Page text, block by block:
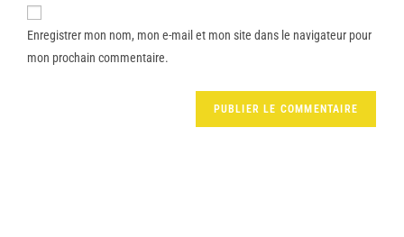
Enregistrer mon nom, mon e-mail et mon site dans le navigateur pour
mon prochain commentaire.